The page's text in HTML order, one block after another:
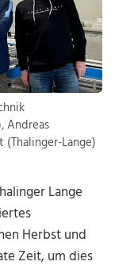
Andreas
Lange)
Lange
Herbst und
Zeit, um dies